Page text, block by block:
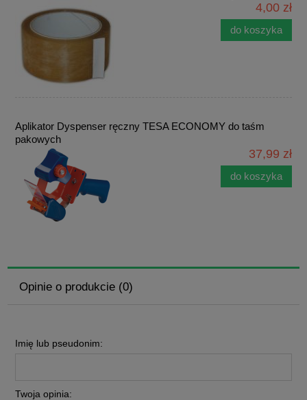
4,00 zł
do koszyka
Aplikator Dyspenser ręczny TESA ECONOMY do taśm
pakowych
37,99 zł
do koszyka
Opinie o produkcie (0)
Imię lub pseudonim:
Twoja opinia: